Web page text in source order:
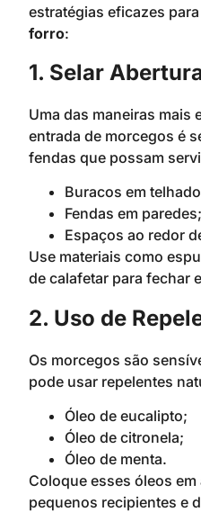
estratégias eficazes para
forro:
1. Selar
Uma das maneiras mais
entrada de morcegos é
fendas que possam
Buracos em
Fendas em paredes;
Espaços ao redor
Use materiais como
de calafetar para fechar
2. Uso de
Os morcegos são
pode usar repelentes
Óleo de eucalipto;
Óleo de citronela;
Óleo de menta.
Coloque esses óleos
pequenos recipientes e